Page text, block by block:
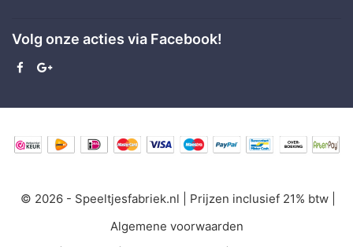
op
nieuwsbrief
Volg onze acties via Facebook!
© 2026 - Speeltjesfabriek.nl | Prijzen inclusief 21% btw |
Algemene voorwaarden